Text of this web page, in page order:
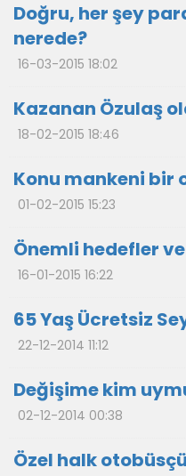
Doğru, her şey
nerede?
16-03-2015 18:02
Kazanan Özulaş
18-02-2015 18:46
Konu mankeni bir
01-02-2015 15:23
Önemli hedefler
16-01-2015 16:22
65 Yaş Ücretsiz
22-12-2014 11:12
Değişime kim
02-12-2014 00:38
Özel halk